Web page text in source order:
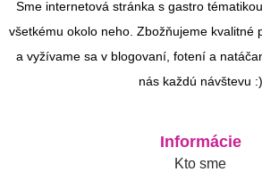
Sme internetová stránka s gastro
všetkému okolo neho. Zbožňujeme kvalitné
a vyžívame sa v blogovaní, fotení a
nás každú návštevu :)
Informácie
Kto sme